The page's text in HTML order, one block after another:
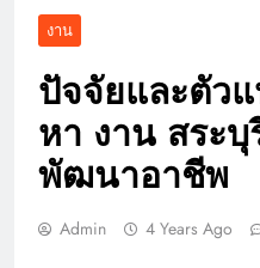
งาน
ปัจจัยและตัว
หา งาน สระ
พัฒนาอาชีพ
Admin 4 Years Ago